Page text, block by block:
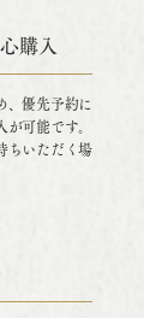
購入
、優先予約に
が可能です。
ちいただく場